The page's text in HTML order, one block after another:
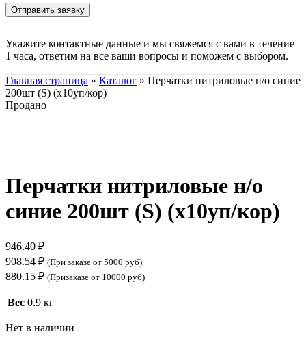
Укажите контактные данные и мы свяжемся с вами в течение
1 часа, ответим на все ваши вопросы и поможем с выбором.
Главная страница » Каталог » Перчатки нитриловые н/о синие
200шт (S) (х10уп/кор)
Продано
Перчатки нитриловые н/о
синие 200шт (S) (х10уп/кор)
946.40 ₽
908.54 ₽ (При заказе от 5000 руб)
880.15 ₽ (Призаказе от 10000 руб)
Вес 0.9 кг
Нет в наличии